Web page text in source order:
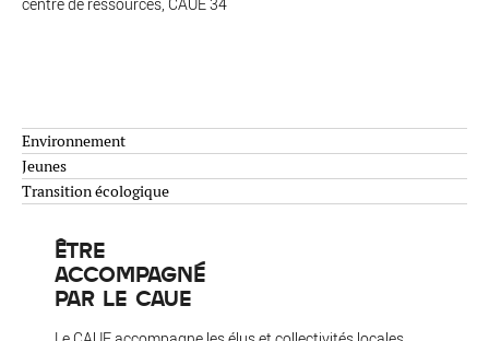
Environnement
Jeunes
Transition écologique
ÊTRE
ACCOMPAGNÉ
PAR LE CAUE